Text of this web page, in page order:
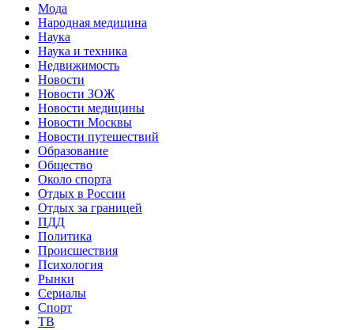
Мода
Народная медицина
Наука
Наука и техника
Недвижимость
Новости
Новости ЗОЖ
Новости медицины
Новости Москвы
Новости путешествий
Образование
Общество
Около спорта
Отдых в России
Отдых за границей
ПДД
Политика
Происшествия
Психология
Рынки
Сериалы
Спорт
ТВ